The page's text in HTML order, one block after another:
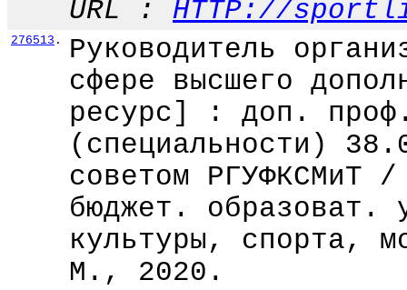
URL : HTTP://
276513 .
Руководитель
сфере высшего
ресурс] : доп.
(специальности)
советом
бюджет. образоват.
культуры, спорта,
М., 2020.